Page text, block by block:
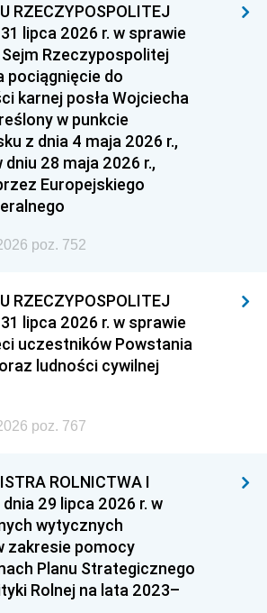
RZECZYPOSPOLITEJ
lipca 2026 r. w sprawie
Rzeczypospolitej
pociągnięcie do
karnej posła Wojciecha
w punkcie
z dnia 4 maja 2026 r.,
dniu 28 maja 2026 r.,
Europejskiego
poz. 752
RZECZYPOSPOLITEJ
lipca 2026 r. w sprawie
uczestników Powstania
ludności cywilnej
poz. 767
ROLNICTWA I
dnia 29 lipca 2026 r. w
wytycznych
zakresie pomocy
Planu Strategicznego
Rolnej na lata 2023–